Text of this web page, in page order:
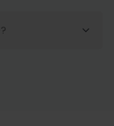
herstellen en
om